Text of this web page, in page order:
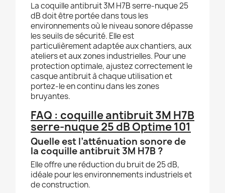
La coquille antibruit 3M H7B serre-nuque 25
dB doit être portée dans tous les
environnements où le niveau sonore dépasse
les seuils de sécurité. Elle est
particulièrement adaptée aux chantiers, aux
ateliers et aux zones industrielles. Pour une
protection optimale, ajustez correctement le
casque antibruit à chaque utilisation et
portez-le en continu dans les zones
bruyantes.
FAQ : coquille antibruit 3M H7B
serre-nuque 25 dB Optime 101
Quelle est l’atténuation sonore de
la coquille antibruit 3M H7B ?
Elle offre une réduction du bruit de 25 dB,
idéale pour les environnements industriels et
de construction.